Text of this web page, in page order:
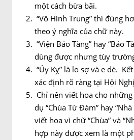
một cách bừa bãi.
“Vô Hình Trung” thì đúng
theo ý nghĩa của chữ này.
“Viện Bảo Tàng” hay “Bảo
dùng được nhưng tùy
“Úy Kỵ” là lo sợ và e dè.
xác định rõ ràng tại Hội
Chỉ nên viết hoa cho
dụ “Chùa Từ Đàm” hay
viết hoa vì chữ “Chùa” và
hợp này được xem là một